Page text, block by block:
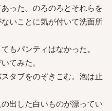
った。のろのろとそれらを
いことに気が付いて洗面所
もパンティはなかった。
てみた。
タブをのぞきこむ。泡は止
出した白いものが漂ってい